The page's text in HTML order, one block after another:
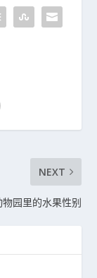
NEXT
园里的水果性别